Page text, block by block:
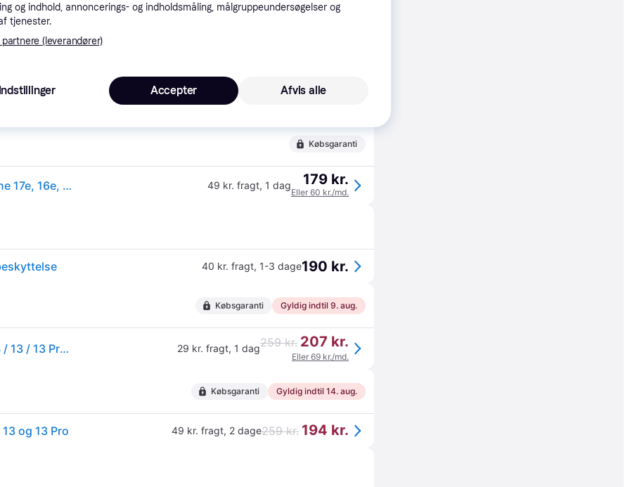
39 kr. fragt 189 kr.
Købsgaranti
PanzerGlass Ultra-Wide Fit Skærmbeskytter til iPhone 17e, 16e, 14, 13, 13 Pro - Sort Kant 49 kr. fragt, 1 dag 179 kr.
Eller 60 kr./md.
40 kr. fragt, 1-3 dage190 kr.
Købsgaranti Gyldig indtil 9. aug.
PanzerGlass® Skærmbeskytter iPhone 17e / 16e / 14 / 13 / 13 Pro Ultra-Wide Fit med EasyAligner - Gennemsigtig 29 kr. fragt, 1 dag259 kr. 207 kr.
Eller 69 kr./md.
Købsgaranti Gyldig indtil 14. aug.
og 13 Pro 49 kr. fragt, 2 dage259 kr. 194 kr.
og indhold, annoncerings- og indholdsmåling, målgruppeundersøgelser og
tjenester.
(leverandører)
Afvis alle
Accepter